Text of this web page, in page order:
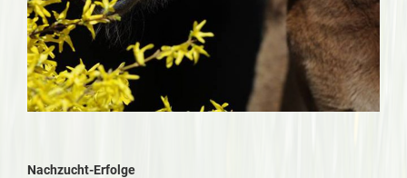
Nachzucht-Erfolge